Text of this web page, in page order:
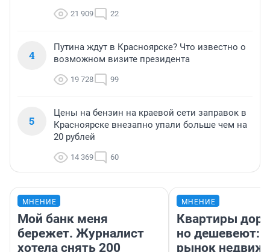
21 909 22
4
Путина ждут в Красноярске? Что известно о
возможном визите президента
19 728 99
5
Цены на бензин на краевой сети заправок в
Красноярске внезапно упали больше чем на
20 рублей
14 369 60
МНЕНИЕ
Мой банк меня
бережет. Журналист
хотела снять 200
МНЕНИЕ
Квартиры
но дешевеют:
рынок